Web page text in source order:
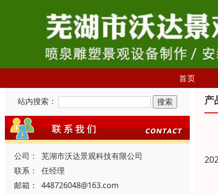
首页
站内搜索：
公司：
芜湖市沃达景观科技有限公司
联系：
任经理
邮箱：
448726048@163.com
产